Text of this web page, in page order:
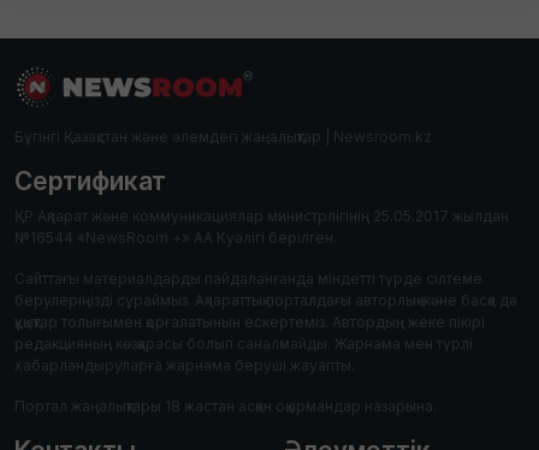
Бүгінгі Қазақстан және әлемдегі жаңалықтар | Newsroom.kz
Сертификат
ҚР Ақпарат және коммуникациялар министрлігінің 25.05.2017 жылдан
№16544 «NewsRoom +» АА Куәлігі берілген.
Сайттағы материалдарды пайдаланғанда міндетті түрде сілтеме
берулеріңізді сұраймыз. Ақпараттық порталдағы авторлық және басқа да
құқықтар толығымен қорғалатынын ескертеміз. Автордың жеке пікірі
редакцияның көзқарасы болып саналмайды. Жарнама мен түрлі
хабарландыруларға жарнама беруші жауапты.
Портал жаңалықтары 18 жастан асқан оқырмандар назарына.